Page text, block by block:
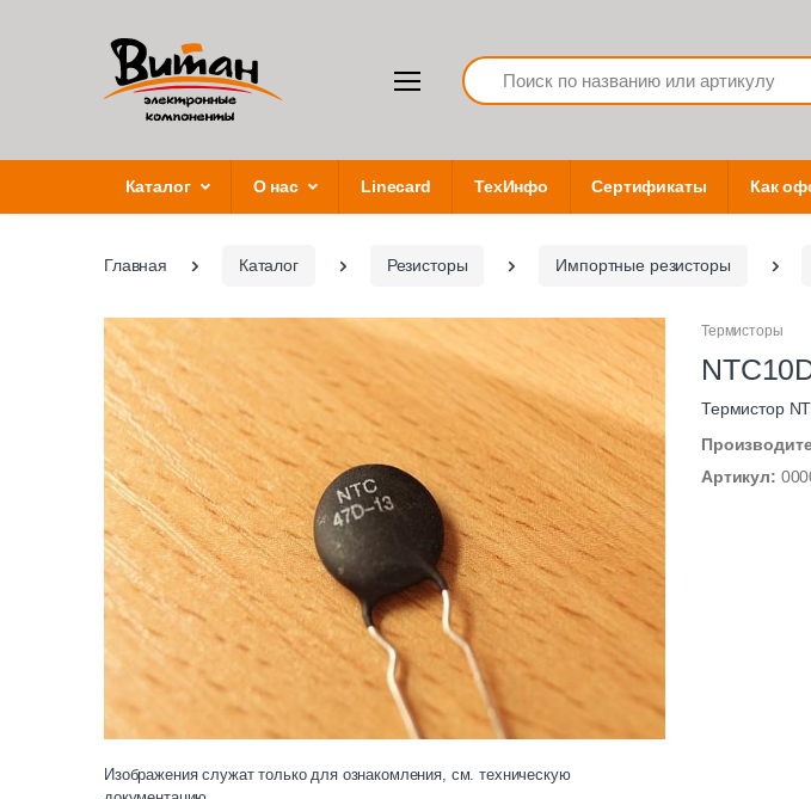
Search
Каталог О нас Linecard ТехИнфо Сертификаты Как
Главная Каталог Резисторы Импортные резисторы
Изображения служат только для ознакомления, см. техническую
Термисторы
Термистор
Артикул: